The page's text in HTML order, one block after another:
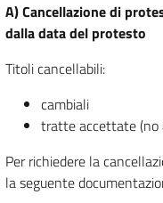
A) Cancellazione di
dalla data del protesto
Titoli cancellabili:
cambiali
tratte accettate (no
Per richiedere la
la seguente